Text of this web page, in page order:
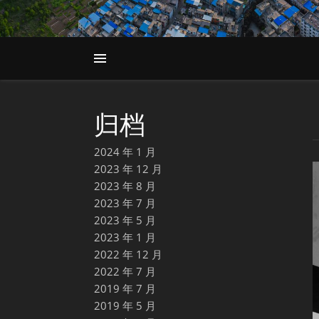
归档
2024 年 1 月
2023 年 12 月
2023 年 8 月
2023 年 7 月
2023 年 5 月
2023 年 1 月
2022 年 12 月
2022 年 7 月
2019 年 7 月
2019 年 5 月